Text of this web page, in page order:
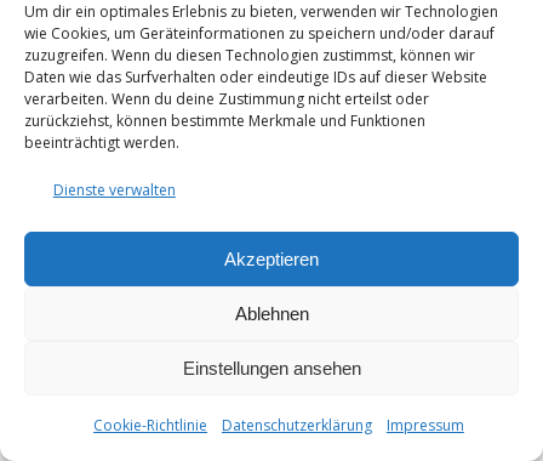
Um dir ein optimales Erlebnis zu bieten, verwenden wir Technologien
wie Cookies, um Geräteinformationen zu speichern und/oder darauf
zuzugreifen. Wenn du diesen Technologien zustimmst, können wir
Daten wie das Surfverhalten oder eindeutige IDs auf dieser Website
verarbeiten. Wenn du deine Zustimmung nicht erteilst oder
zurückziehst, können bestimmte Merkmale und Funktionen
beeinträchtigt werden.
Dienste verwalten
Akzeptieren
Ablehnen
Einstellungen ansehen
Cookie-Richtlinie Datenschutzerklärung Impressum
© 2025 - Seyfarthbau GmbH & Co. KG | technische Realisierung
Cookie-Richtlinie (EU)